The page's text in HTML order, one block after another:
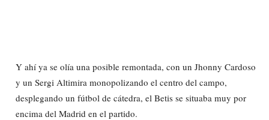
Y ahí ya se olía una posible remontada, con un Jhonny Cardoso
y un Sergi Altimira monopolizando el centro del campo,
desplegando un fútbol de cátedra, el Betis se situaba muy por
encima del Madrid en el partido.